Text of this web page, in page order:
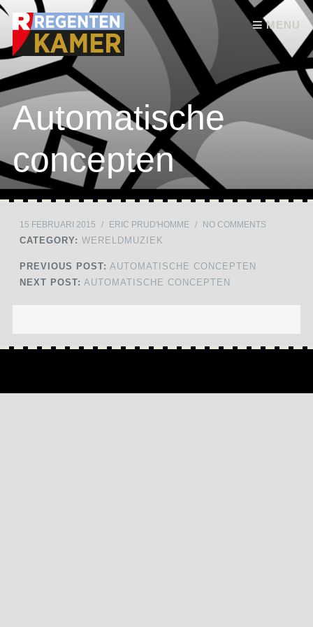
MENU
Skip to content
Automatische
concepten
15 FEBRUARI 2015 / ERIC PRUD'HOMME / NO COMMENTS
CATEGORY: WERELDMUZIEK
PREVIOUS POST: AUTOMATISCHE CONCEPTEN
NEXT POST: AUTOMATISCHE CONCEPTEN